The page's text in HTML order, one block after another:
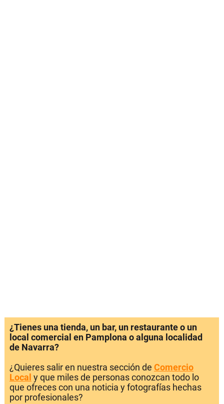
¿Tienes una tienda, un bar, un restaurante o un
local comercial en Pamplona o alguna localidad
de Navarra?
¿Quieres salir en nuestra sección de Comercio
Local y que miles de personas conozcan todo lo
que ofreces con una noticia y fotografías hechas
por profesionales?